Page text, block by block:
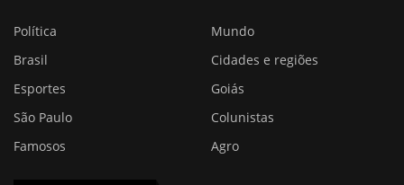
Política
Mundo
Brasil
Cidades e regiões
Esportes
Goiás
São Paulo
Colunistas
Famosos
Agro